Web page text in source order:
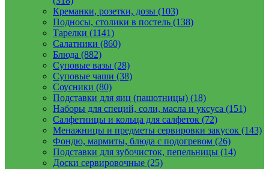
Креманки, розетки, дозы (103)
Подносы, столики в постель (138)
Тарелки (1141)
Салатники (860)
Блюда (882)
Суповые вазы (28)
Суповые чаши (38)
Соусники (80)
Подставки для яиц (пашотницы) (18)
Наборы для специй, соли, масла и уксуса (151)
Салфетницы и кольца для салфеток (72)
Менажницы и предметы сервировки закусок (143)
Фондю, мармиты, блюда с подогревом (26)
Подставки для зубочисток, пепельницы (14)
Доски сервировочные (25)